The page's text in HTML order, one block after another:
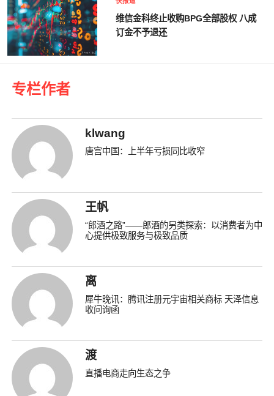
维信金科终止收购BPG全部股权 八成
订金不予退还
专栏作者
klwang
唐宫中国：上半年亏损同比收窄
王帆
“郎酒之路”——郎酒的另类探索：以消费者为中
心提供极致服务与极致品质
离
犀牛晚讯：腾讯注册元宇宙相关商标 天泽信息
收问询函
渡
直播电商走向生态之争